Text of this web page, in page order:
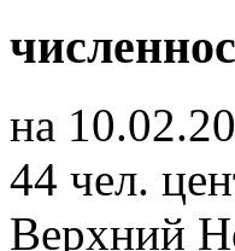
на
44 чел.
Верхний